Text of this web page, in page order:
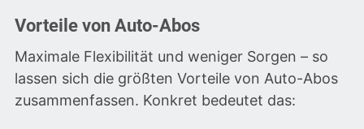
Vorteile von Auto-Abos
Maximale Flexibilität und weniger Sorgen – so
lassen sich die größten Vorteile von Auto-Abos
zusammenfassen. Konkret bedeutet das: